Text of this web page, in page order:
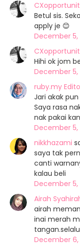
Betul sis.
apply je 😊
December 5,
Hihi ok jom
December 5,
ruby.my
Jari akak
Saya rasa
nak pakai
December 5,
nikkhazami
saya tak
canti
kalau beli
December 5,
Airah
airah
inai merah
December 6,